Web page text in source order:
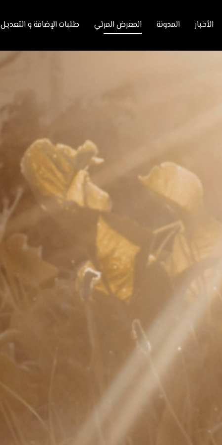
الأخبار المدونة المعرض المرئي طلبات الإضافة و التعديل